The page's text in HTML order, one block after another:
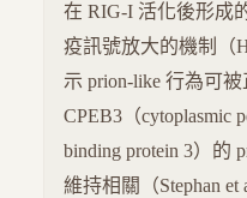
在 RIG-I 活化後形成
疫訊號放大的機制（
示 prion-like 行為可被
CPEB3（cytoplasmic
binding protein 3）的
維持相關（Stephan et